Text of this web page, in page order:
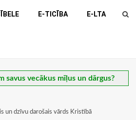
E-TICĪBA E-LTA
savus vecākus mīļus un dārgus?
un dzīvu darošais vārds Kristībā